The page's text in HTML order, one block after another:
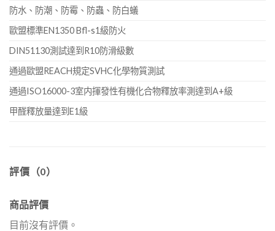
防水、防潮、防霉、防蟲、防白蟻
歐盟標準EN1350 Bfl-s1級防火
DIN51130測試達到R10防滑級數
通過歐盟REACH規定SVHC化學物質測試
通過ISO16000-3室内揮發性有機化合物釋放率測達到A+級
甲醛釋放量達到E1級
評價（0）
商品評價
目前沒有評價。